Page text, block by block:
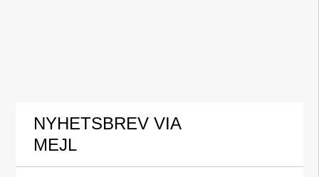
NYHETSBREV VIA
MEJL